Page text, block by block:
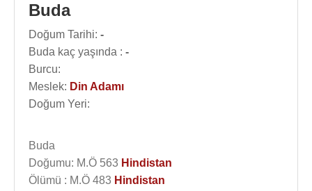
Buda
Doğum Tarihi: -
Buda kaç yaşında : -
Burcu:
Meslek: Din Adamı
Doğum Yeri:
Buda
Doğumu: M.Ö 563 Hindistan
Ölümü : M.Ö 483 Hindistan